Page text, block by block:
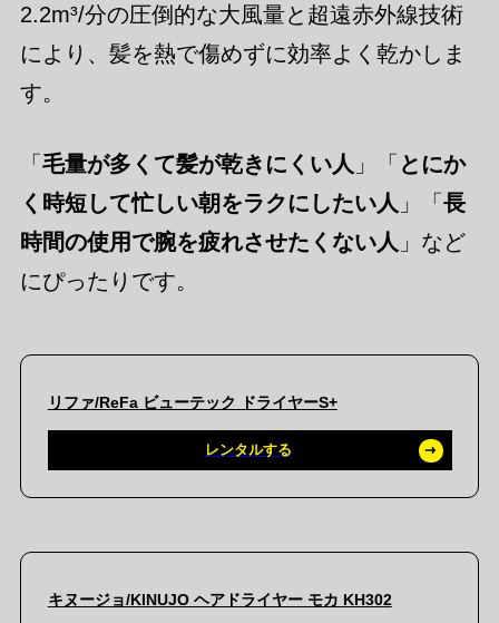
2.2m³/分の圧倒的な大風量と超遠赤外線技術
により、髪を熱で傷めずに効率よく乾かしま
す。
「 毛量が多くて髪が乾きにくい人 」「 とにか
く時短して忙しい朝をラクにしたい人 」「 長
時間の使用で腕を疲れさせたくない人 」など
にぴったりです。
リファ/ReFa ビューテック ドライヤーS+
レンタルする
キヌージョ/KINUJO ヘアドライヤー モカ KH302